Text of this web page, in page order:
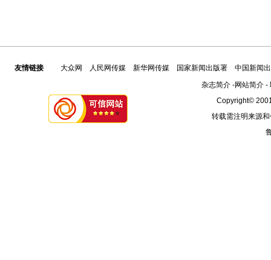
友情链接 大众网 人民网传媒 新华网传媒 国家新闻出版署
中国新闻
杂志简介-网站简介-
Copyright©
转载需注明来源